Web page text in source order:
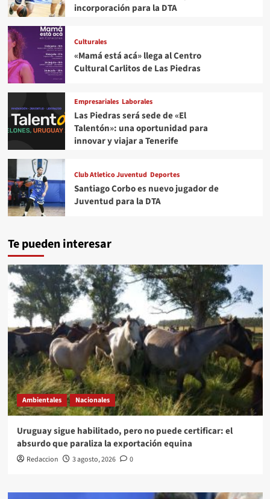
incorporación para la DTA
Culturales
«Mamá está acá» llega al Centro
Cultural Carlitos de Las Piedras
Empresariales Laborales
Las Piedras será sede de «El
Talentón»: una oportunidad para
innovar y viajar a Tenerife
Club Atletico Juventud Deportes
Santiago Corbo es nuevo jugador de
Juventud para la DTA
Te pueden interesar
Ambientales Nacionales
Uruguay sigue habilitado, pero no puede certificar: el
absurdo que paraliza la exportación equina
Redaccion 3 agosto, 2026 0